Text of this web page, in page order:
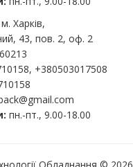
Харків,
43, пов. 2, оф. 2
, +380503017508
пн.-пт., 9.00-18.00